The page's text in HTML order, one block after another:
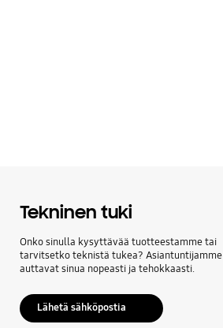
Tekninen tuki
Onko sinulla kysyttävää tuotteestamme tai
tarvitsetko teknistä tukea? Asiantuntijamme
auttavat sinua nopeasti ja tehokkaasti.
Lähetä sähköpostia